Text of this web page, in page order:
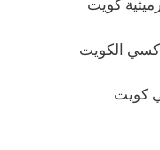
كويت
الكويت
كويت